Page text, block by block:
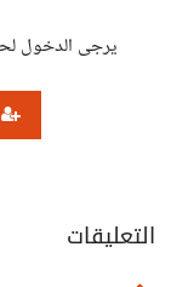
يرجى الدخول
التعليقات